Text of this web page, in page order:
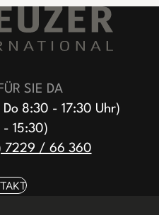
SIE DA
8:30 - 17:30 Uhr)
- 15:30)
7229 / 66 360